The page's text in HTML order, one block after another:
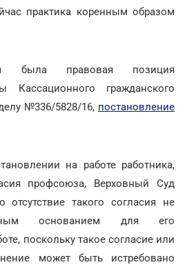
практика коренным образом
была правовая позиция
Кассационного гражданского
№336/5828/16, постановление
на работе работника,
профсоюза, Верховный Суд
такого согласия не
основанием для его
поскольку такое согласие или
может быть истребовано